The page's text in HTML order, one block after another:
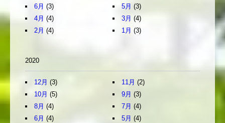
6月 (3) 5月 (3)
4月 (4) 3月 (4)
2月 (4) 1月 (3)
2020
12月 (3) 11月 (2)
10月 (5) 9月 (3)
8月 (4) 7月 (4)
6月 (4) 5月 (4)